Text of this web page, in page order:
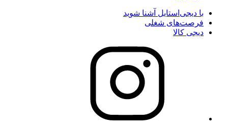
با دیجی‌استایل آشنا شوید
فرصت‌های شغلی
دیجی کالا